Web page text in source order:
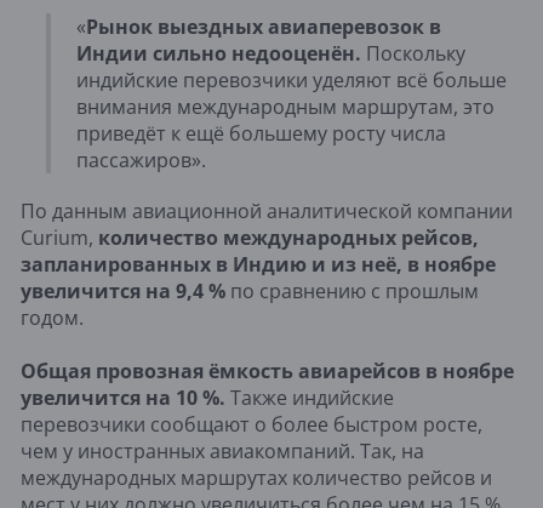
«Рынок выездных авиаперевозок в
Индии сильно недооценён. Поскольку
индийские перевозчики уделяют всё больше
внимания международным маршрутам, это
приведёт к ещё большему росту числа
пассажиров».
По данным авиационной аналитической компании
Curium, количество международных рейсов,
запланированных в Индию и из неё, в ноябре
увеличится на 9,4 % по сравнению с прошлым
годом.
Общая провозная ёмкость авиарейсов в ноябре
увеличится на 10 %. Также индийские
перевозчики сообщают о более быстром росте,
чем у иностранных авиакомпаний. Так, на
международных маршрутах количество рейсов и